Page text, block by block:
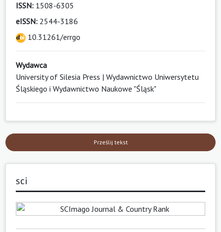
ISSN: 1508-6305
eISSN: 2544-3186
10.31261/errgo
Wydawca
University of Silesia Press | Wydawnictwo Uniwersytetu
Śląskiego i Wydawnictwo Naukowe "Śląsk"
Prześlij tekst
sci